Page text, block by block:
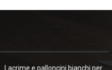
Lacrime e palloncini bianchi per